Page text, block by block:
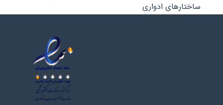
ساختارهای ادواری